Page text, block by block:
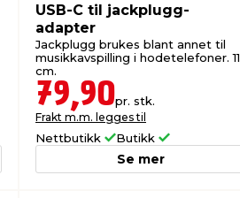
USB-C til jackplugg-
adapter
Jackplugg brukes blant annet til
musikkavspilling i hodetelefoner. 11
cm.
79,90pr. stk.
Frakt m.m. legges til
Nettbutikk Butikk
Se mer